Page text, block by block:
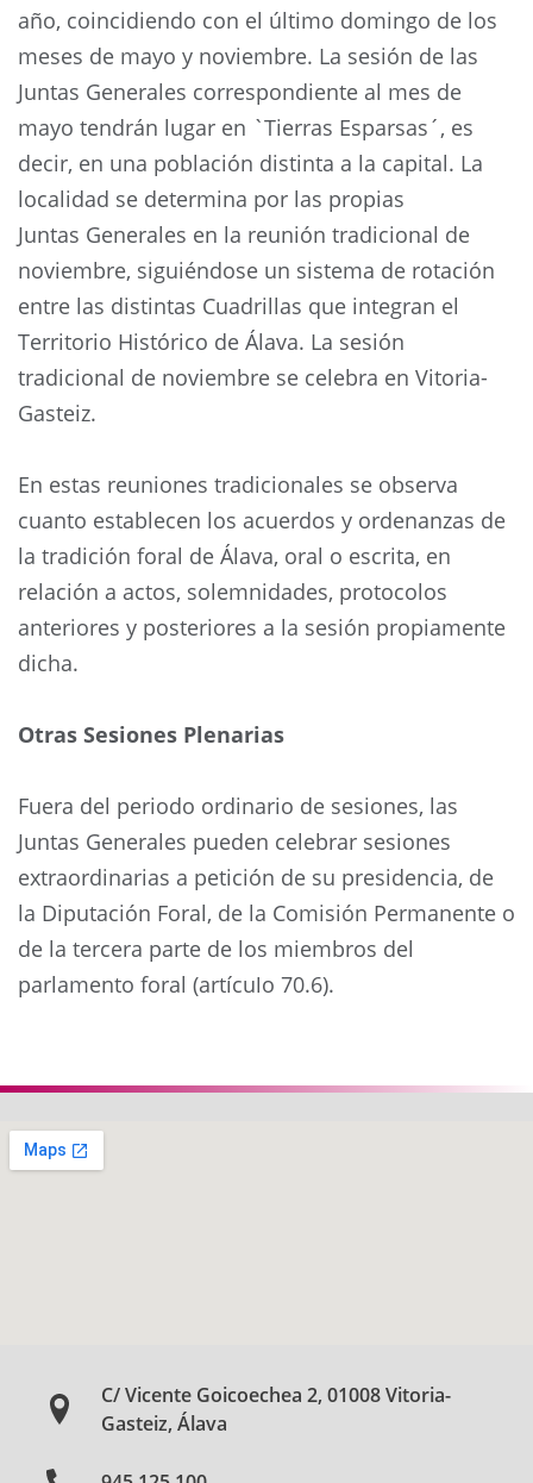
año, coincidiendo con el último domingo de los
meses de mayo y noviembre. La sesión de las
Juntas Generales correspondiente al mes de
mayo tendrán lugar en `Tierras Esparsas´, es
decir, en una población distinta a la capital. La
localidad se determina por las propias
Juntas Generales en la reunión tradicional de
noviembre, siguiéndose un sistema de rotación
entre las distintas Cuadrillas que integran el
Territorio Histórico de Álava. La sesión
tradicional de noviembre se celebra en Vitoria-
Gasteiz.
En estas reuniones tradicionales se observa
cuanto establecen los acuerdos y ordenanzas de
la tradición foral de Álava, oral o escrita, en
relación a actos, solemnidades, protocolos
anteriores y posteriores a la sesión propiamente
dicha.
Otras Sesiones Plenarias
Fuera del periodo ordinario de sesiones, las
Juntas Generales pueden celebrar sesiones
extraordinarias a petición de su presidencia, de
la Diputación Foral, de la Comisión Permanente o
de la tercera parte de los miembros del
parlamento foral (artículo 70.6).
C/ Vicente Goicoechea 2, 01008 Vitoria-
Gasteiz, Álava